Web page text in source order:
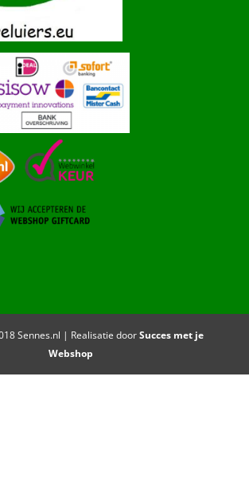
Sennes.nl | Realisatie doorSucces met je
Webshop